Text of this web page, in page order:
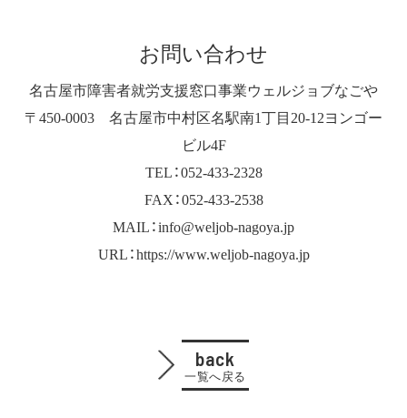
お問い合わせ
名古屋市障害者就労支援窓口事業ウェルジョブなごや
〒450-0003 名古屋市中村区名駅南1丁目20-12ヨンゴー
ビル4F
TEL：052-433-2328
FAX：052-433-2538
MAIL：info@weljob-nagoya.jp
URL：https://www.weljob-nagoya.jp
back
一覧へ戻る